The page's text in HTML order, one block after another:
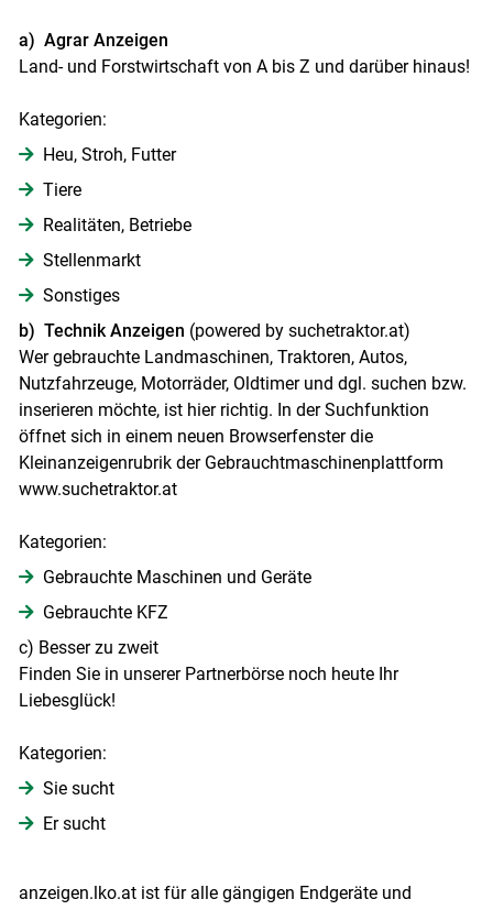
a) Agrar Anzeigen
Land- und Forstwirtschaft von A bis Z und darüber hinaus!
Kategorien:
Heu, Stroh, Futter
Tiere
Realitäten, Betriebe
Stellenmarkt
Sonstiges
b) Technik Anzeigen (powered by suchetraktor.at)
Wer gebrauchte Landmaschinen, Traktoren, Autos,
Nutzfahrzeuge, Motorräder, Oldtimer und dgl. suchen bzw.
inserieren möchte, ist hier richtig. In der Suchfunktion
öffnet sich in einem neuen Browserfenster die
Kleinanzeigenrubrik der Gebrauchtmaschinenplattform
www.suchetraktor.at
Kategorien:
Gebrauchte Maschinen und Geräte
Gebrauchte KFZ
c) Besser zu zweit
Finden Sie in unserer Partnerbörse noch heute Ihr
Liebesglück!
Kategorien:
Sie sucht
Er sucht
anzeigen.lko.at ist für alle gängigen Endgeräte und